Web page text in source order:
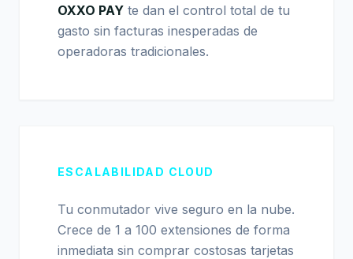
OXXO PAY te dan el control total de tu
gasto sin facturas inesperadas de
operadoras tradicionales.
ESCALABILIDAD CLOUD
Tu conmutador vive seguro en la nube.
Crece de 1 a 100 extensiones de forma
inmediata sin comprar costosas tarjetas